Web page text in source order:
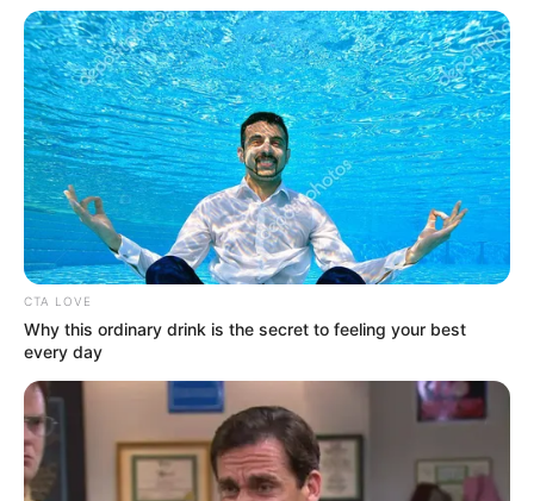
Detail
Judul: Terima Kasih Emak Terima Kasih Abah
Judul Lain: –
Genre: Drama, Keluarga
CTA LOVE
Why this ordinary drink is the secret to feeling your best
every day